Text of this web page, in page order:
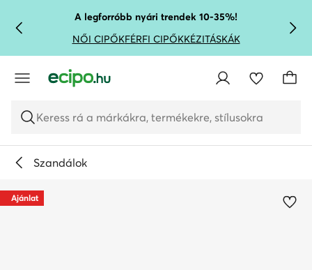
UGRÁS A FŐ TARTALOMRA
UGRÁS A KERESÉSHEZA legforróbb nyári trendek 10-35%!
NŐI CIPŐKFÉRFI CIPŐKKÉZITÁSKÁK
Keress rá a márkákra, termékekre, stílusokra
Szandálok
Ajánlat